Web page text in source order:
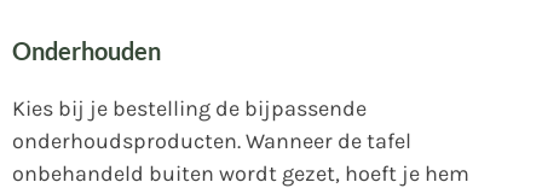
Onderhouden
Kies bij je bestelling de bijpassende
onderhoudsproducten. Wanneer de tafel
onbehandeld buiten wordt gezet, hoeft je hem